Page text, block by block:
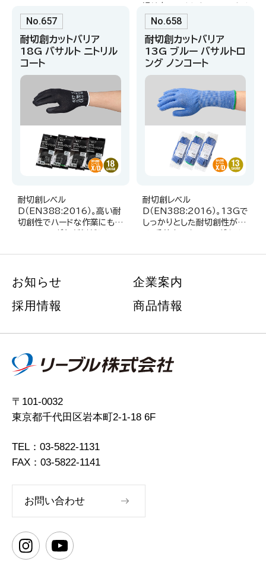
No.657
耐切創カットバリア
18G バサルト ニトリル
コート
耐切創レベル
D（EN388:2016）。高い耐
切創性でハードな作業にも。
No.658
耐切創カットバリア
13G ブルー バサルトロ
ング ノンコート
耐切創レベル
D（EN388:2016）。13Gで
しっかりとした耐切創性が高
〒101-0032
東京都千代田区岩本町2-1-18 6F
TEL：03-5822-1131
FAX：03-5822-1141
お問い合わせ
お知らせ
企業案内
採用情報
商品情報